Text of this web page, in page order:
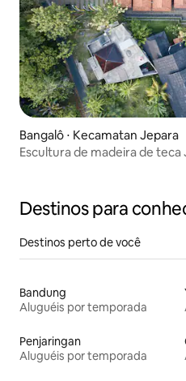
Bangalô ⋅ Kecamatan Jepara
Escultura de madeira de teca
Destinos para
Destinos perto de você
Bandung
Aluguéis por temporada
Penjaringan
Aluguéis por temporada